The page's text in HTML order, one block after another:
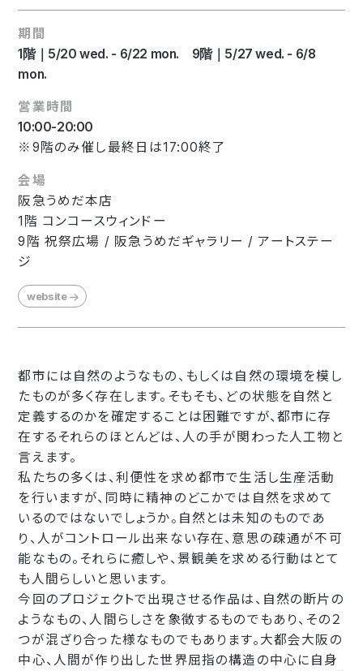
期間
1階｜5/20 wed. - 6/22 mon. 9階｜5/27 wed. - 6/8
mon.
営業時間
10:00-20:00
※9階のみ催し最終日は17:00終了
会場
阪急うめだ本店
1階 コンコースウィンドー
9階 祝祭広場 / 阪急うめだギャラリー / アートステー
ジ
website
都市には自然のようなもの、もしくは自然の環境を模し
たものが多く存在します。そもそも、どの状態を自然と
定義するのかを確定することは困難ですが、都市に存
在するそれらのほとんどは、人の手が関わった人工物と
言えます。
私たちの多くは、利便性を求め都市で生活し生産活動
を行いますが、同時に精神のどこかでは自然を求めて
いるのではないでしょうか。自然とは未知のものであ
り、人がコントロール出来ない存在、意思の疎通が不可
能なもの。それらに癒しや、景観美を求める行動はとて
も人間らしいと思います。
今回のプロジェクトで出現させる作品は、自然の断片の
ようなもの、人間らしさを象徴するものでもあり、その２
つが混ざり合った様なものでもあります。大都会大阪の
中心、人間が作り出した世界屈指の構造の中心に自身